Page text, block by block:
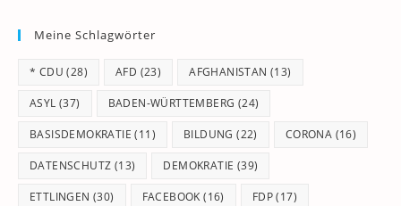
Meine Schlagwörter
* CDU (28) AFD (23) AFGHANISTAN (13)
ASYL (37) BADEN-WÜRTTEMBERG (24)
BASISDEMOKRATIE (11) BILDUNG (22) CORONA (16)
DATENSCHUTZ (13) DEMOKRATIE (39)
ETTLINGEN (30) FACEBOOK (16) FDP(17)